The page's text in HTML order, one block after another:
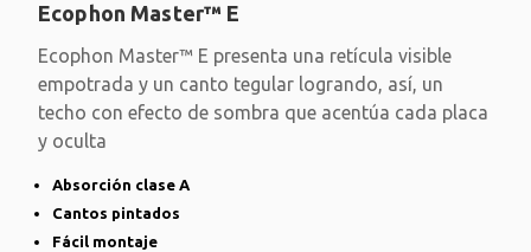
Ecophon Master™ E
Ecophon Master™ E presenta una retícula visible
empotrada y un canto tegular logrando, así, un
techo con efecto de sombra que acentúa cada placa
y oculta
Absorción clase A
Cantos pintados
Fácil montaje